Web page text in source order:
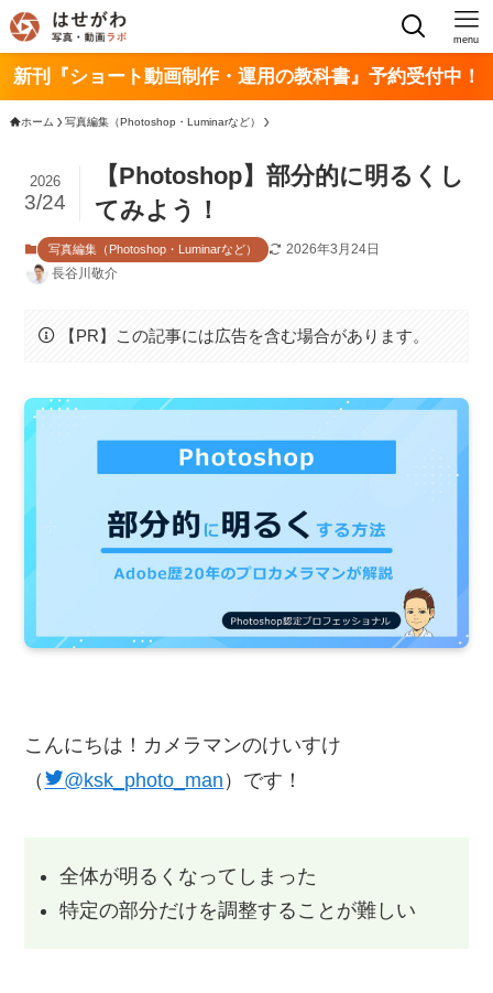
menu
新刊『ショート動画制作・運用の教科書』予約受付中！
ホーム 写真編集（Photoshop・Luminarなど）
【Photoshop】部分的に明るくし
てみよう！
2026
3/24
写真編集（Photoshop・Luminarなど）
2026年3月24日
長谷川敬介
【PR】この記事には広告を含む場合があります。
こんにちは！カメラマンのけいすけ
（
@ksk_photo_man ）です！
全体が明るくなってしまった
特定の部分だけを調整することが難しい